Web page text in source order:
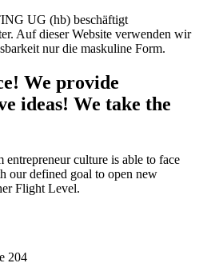
UG (hb) beschäftigt
Auf dieser Website verwenden wir
nur die maskuline Form.
We provide
ideas! We take the
culture is able to face
our defined goal to open new
Flight Level.
204